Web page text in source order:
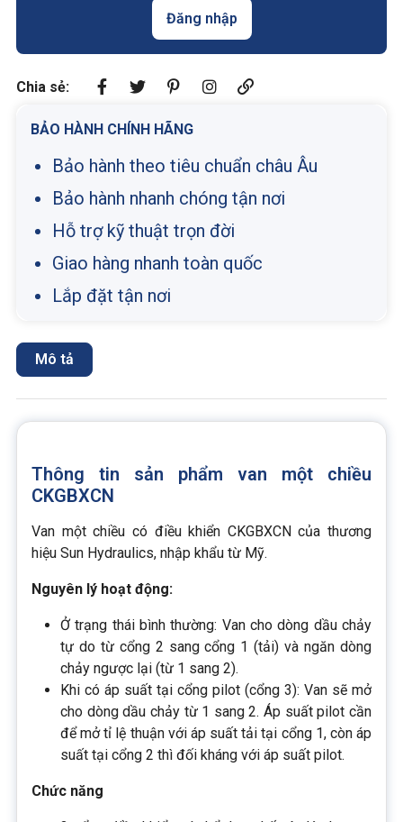
Đăng nhập
Chia sẻ:
BẢO HÀNH CHÍNH HÃNG
Bảo hành theo tiêu chuẩn châu Âu
Bảo hành nhanh chóng tận nơi
Hỗ trợ kỹ thuật trọn đời
Giao hàng nhanh toàn quốc
Lắp đặt tận nơi
Mô tả
Thông tin sản phẩm van một chiều
CKGBXCN
Van một chiều có điều khiển CKGBXCN của thương
hiệu Sun Hydraulics, nhập khẩu từ Mỹ.
Nguyên lý hoạt động:
Ở trạng thái bình thường: Van cho dòng dầu chảy
tự do từ cổng 2 sang cổng 1 (tải) và ngăn dòng
chảy ngược lại (từ 1 sang 2).
Khi có áp suất tại cổng pilot (cổng 3): Van sẽ mở
cho dòng dầu chảy từ 1 sang 2. Áp suất pilot cần
để mở tỉ lệ thuận với áp suất tải tại cổng 1, còn áp
suất tại cổng 2 thì đối kháng với áp suất pilot.
Chức năng